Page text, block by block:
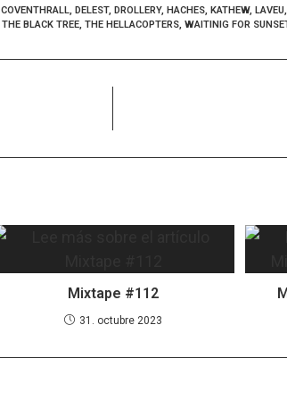
COVENTHRALL, DELEST, DROLLERY, HACHES, KATHEW, LAVEU,
THE BLACK TREE, THE HELLACOPTERS, WAITINIG FOR
Mixtape #112
31. octubre 2023